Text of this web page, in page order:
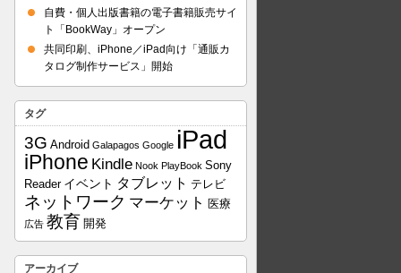
自費・個人出版書籍の電子書籍販売サイ
ト「BookWay」オープン
共同印刷、iPhone／iPad向け「通販カ
タログ制作サービス」開始
タグ
3G Android Galapagos Google iPad
iPhone Kindle Nook PlayBook Sony
Reader イベント タブレット テレビ
ネットワーク マーケット 医療
広告 教育 開発
アーカイブ